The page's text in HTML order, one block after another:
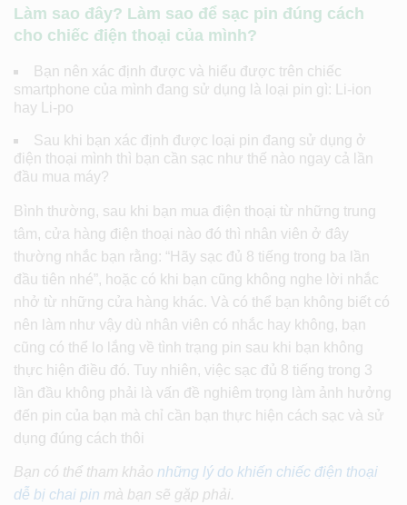
Làm sao đây? Làm sao để sạc pin đúng cách
cho chiếc điện thoại của mình?
Bạn nên xác định được và hiểu được trên chiếc
smartphone của mình đang sử dụng là loại pin gì: Li-ion
hay Li-po
Sau khi bạn xác định được loại pin đang sử dụng ở
điện thoại mình thì bạn cần sạc như thế nào ngay cả lần
đầu mua máy?
Bình thường, sau khi bạn mua điện thoại từ những trung
tâm, cửa hàng điện thoại nào đó thì nhân viên ở đây
thường nhắc bạn rằng: “Hãy sạc đủ 8 tiếng trong ba lần
đầu tiên nhé”, hoặc có khi bạn cũng không nghe lời nhắc
nhở từ những cửa hàng khác. Và có thể bạn không biết có
nên làm như vậy dù nhân viên có nhắc hay không, bạn
cũng có thể lo lắng về tình trạng pin sau khi bạn không
thực hiện điều đó. Tuy nhiên, việc sạc đủ 8 tiếng trong 3
lần đầu không phải là vấn đề nghiêm trọng làm ảnh hưởng
đến pin của bạn mà chỉ cần bạn thực hiện cách sạc và sử
dụng đúng cách thôi
Bạn có thể tham khảo những lý do khiến chiếc điện thoại
dễ bị chai pin mà bạn sẽ gặp phải.